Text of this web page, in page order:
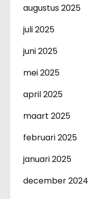
augustus 2025
juli 2025
juni 2025
mei 2025
april 2025
maart 2025
februari 2025
januari 2025
december 2024